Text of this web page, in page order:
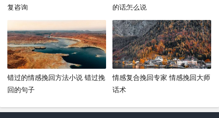
复咨询
的话怎么说
错过的情感挽回方法小说 错过挽
回的句子
情感复合挽回专家 情感挽回大师
话术